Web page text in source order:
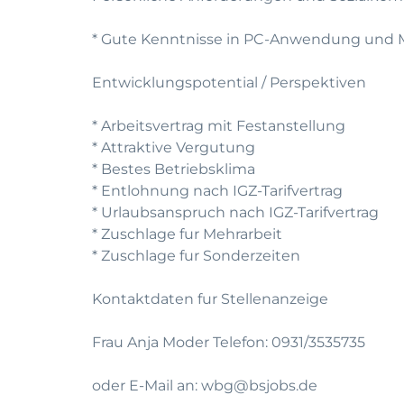
* Gute Kenntnisse in PC-Anwendung und
Entwicklungspotential / Perspektiven
* Arbeitsvertrag mit Festanstellung
* Attraktive Vergutung
* Bestes Betriebsklima
* Entlohnung nach IGZ-Tarifvertrag
* Urlaubsanspruch nach IGZ-Tarifvertrag
* Zuschlage fur Mehrarbeit
* Zuschlage fur Sonderzeiten
Kontaktdaten fur Stellenanzeige
Frau Anja Moder Telefon: 0931/3535735
oder E-Mail an: wbg@bsjobs.de